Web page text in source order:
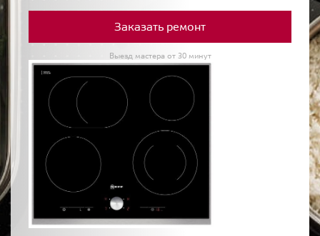
Заказать ремонт
Выезд мастера от 30 минут